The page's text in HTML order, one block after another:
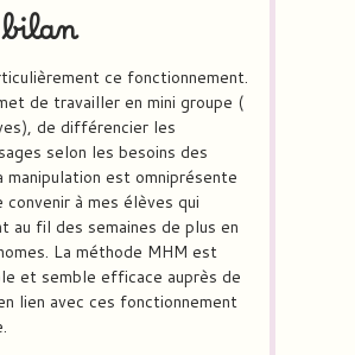
ce fonctionnement.
de travailler en mini groupe (
de différencier les
selon les besoins des
manipulation est omniprésente
convenir à mes élèves qui
au fil des semaines de plus en
La méthode MHM est
et semble efficace auprès de
lien avec ces fonctionnement